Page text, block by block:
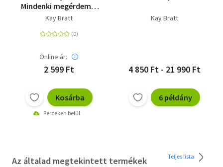
Mindenki megérdemel
egy esélyt a
Kay Bratt
Online ár:
2 599 Ft
Kosárba
Perceken belül
Kay Bratt
4 850 Ft - 21 990 Ft
6 példány
Az általad megtekintett termékek Teljes lista